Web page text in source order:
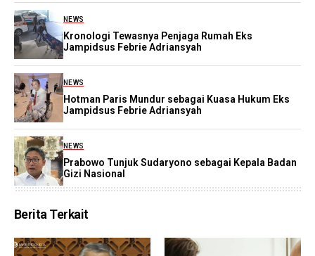
NEWS
Kronologi Tewasnya Penjaga Rumah Eks
Jampidsus Febrie Adriansyah
NEWS
Hotman Paris Mundur sebagai Kuasa Hukum Eks
Jampidsus Febrie Adriansyah
NEWS
Prabowo Tunjuk Sudaryono sebagai Kepala Badan
Gizi Nasional
Berita Terkait